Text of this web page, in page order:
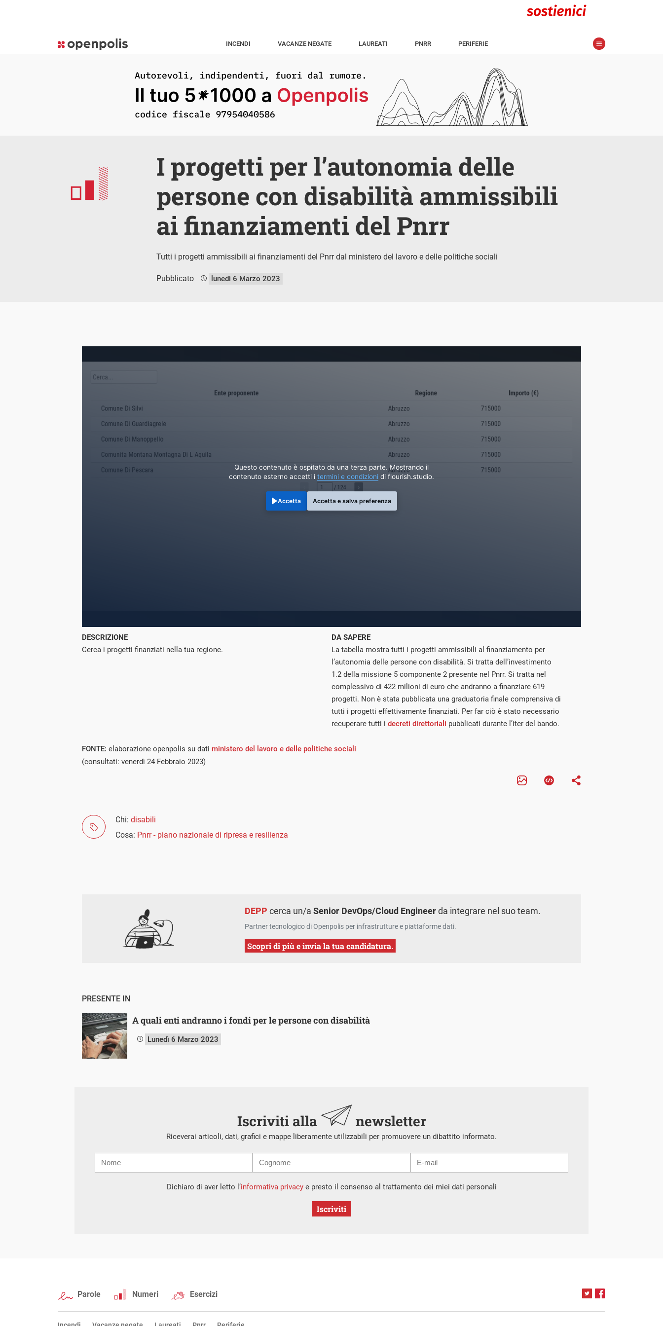
INCENDI VACANZE NEGATE LAUREATI PNRR PERIFERIE
I progetti per l’autonomia delle
persone con disabilità ammissibili
ai finanziamenti del Pnrr
Tutti i progetti ammissibili ai finanziamenti del Pnrr dal ministero del lavoro e delle politiche sociali
Pubblicato lunedì 6 Marzo 2023
Questo contenuto è ospitato da una terza parte. Mostrando il
contenuto esterno accetti i termini e condizioni di flourish.studio.
Accetta Accetta e salva preferenza
DESCRIZIONE
Cerca i progetti finanziati nella tua regione.
DA SAPERE
La tabella mostra tutti i progetti ammissibili al finanziamento per
l’autonomia delle persone con disabilità. Si tratta dell’investimento
1.2 della missione 5 componente 2 presente nel Pnrr. Si tratta nel
complessivo di 422 milioni di euro che andranno a finanziare 619
progetti. Non è stata pubblicata una graduatoria finale comprensiva di
tutti i progetti effettivamente finanziati. Per far ciò è stato necessario
recuperare tutti i decreti direttoriali pubblicati durante l’iter del bando.
FONTE: elaborazione openpolis su dati ministero del lavoro e delle politiche sociali
(consultati: venerdì 24 Febbraio 2023)
Chi: disabili
Cosa: Pnrr - piano nazionale di ripresa e resilienza
DEPP cerca un/aSenior DevOps/Cloud Engineerda integrare nel suo team.
Partner tecnologico di Openpolis per infrastrutture e piattaforme dati.
Scopri di più e invia la tua candidatura.
PRESENTE IN
A quali enti andranno i fondi per le persone con disabilità
Lunedì 6 Marzo 2023
Iscriviti alla newsletter
Riceverai articoli, dati, grafici e mappe liberamente utilizzabili per promuovere un dibattito informato.
mail
Dichiaro di aver letto l’informativa privacye presto il consenso al trattamento dei miei dati personali
Iscriviti
Parole Numeri Esercizi